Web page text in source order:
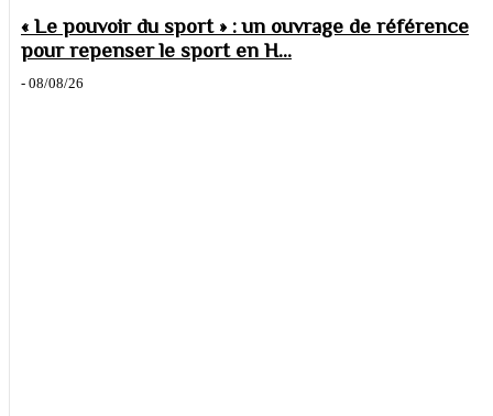
« Le pouvoir du sport » : un ouvrage de référence
pour repenser le sport en H...
- 08/08/26